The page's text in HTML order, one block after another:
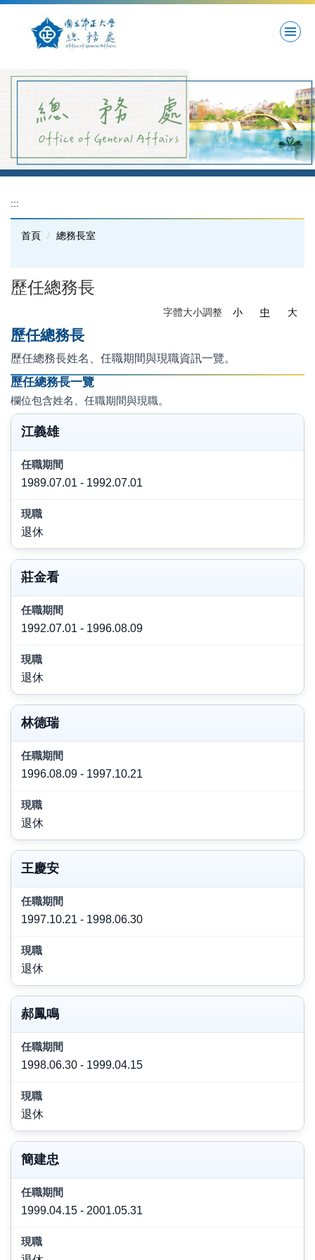
:::
首頁 總務長室
歷任總務長
字體大小調整 小 中 大
歷任總務長
歷任總務長姓名、任職期間與現職資訊一覽。
此區塊可橫向捲動以檢視完整表格欄位。
歷任總務長一覽
欄位包含姓名、任職期間與現職。
姓名
任職期間
江義雄
1989.07.01 - 1992.07.01
退休
莊金看
1992.07.01 - 1996.08.09
退休
林德瑞
1996.08.09 - 1997.10.21
退休
王慶安
1997.10.21 - 1998.06.30
退休
郝鳳鳴
1998.06.30 - 1999.04.15
退休
簡建忠
1999.04.15 - 2001.05.31